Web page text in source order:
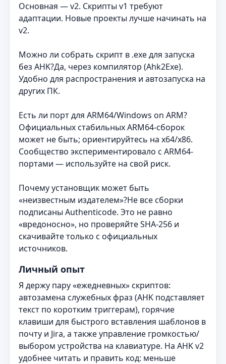
Основная — v2. Скрипты v1 требуют
адаптации. Новые проекты лучше начинать на
v2.
Можно ли собрать скрипт в .exe для запуска
без AHK?Да, через компилятор (Ahk2Exe).
Удобно для распространения и автозапуска на
других ПК.
Есть ли порт для ARM64/Windows on ARM?
Официальных стабильных ARM64-сборок
может не быть; ориентируйтесь на x64/x86.
Сообщество экспериментировало с ARM64-
портами — используйте на свой риск.
Почему установщик может быть
«неизвестным издателем»?Не все сборки
подписаны Authenticode. Это не равно
«вредоносно», но проверяйте SHA-256 и
скачивайте только с официальных
источников.
Личный опыт
Я держу пару «ежедневных» скриптов:
автозамена служебных фраз (AHK подставляет
текст по коротким триггерам), горячие
клавиши для быстрого вставления шаблонов в
почту и Jira, а также управление громкостью/
выбором устройства на клавиатуре. На AHK v2
удобнее читать и править код: меньше